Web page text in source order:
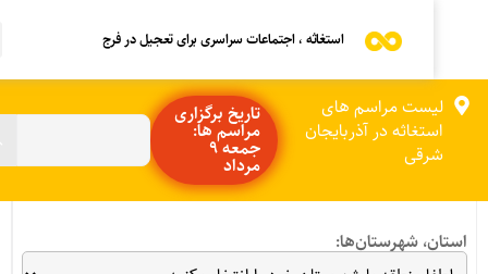
استغاثه ، اجتماعات سراسری برای تعجیل در فرج
لیست مراسم های
استغاثه در آذربایجان
شرقی
تاریخ برگزاری
مراسم ها:
جمعه 9
مرداد
شهرستان‌ها: